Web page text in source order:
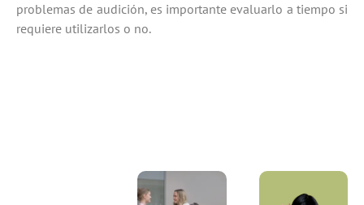
problemas de audición, es importante evaluarlo a tiempo si
requiere utilizarlos o no.